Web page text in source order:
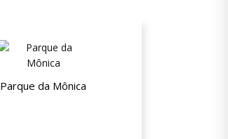
Parque da Mônica